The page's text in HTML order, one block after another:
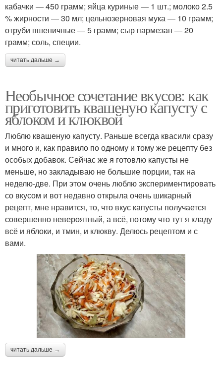
кабачки — 450 грамм; яйца куриные — 1 шт.; молоко 2.5
% жирности — 30 мл; цельнозерновая мука — 10 грамм;
отруби пшеничные — 5 грамм; сыр пармезан — 20
грамм; соль, специи.
читать дальше →
Необычное сочетание вкусов: как
приготовить квашеную капусту с
яблоком и клюквой
Люблю квашеную капусту. Раньше всегда квасили сразу
и много и, как правило по одному и тому же рецепту без
особых добавок. Сейчас же я готовлю капусты не
меньше, но закладываю не большие порции, так на
неделю-две. При этом очень люблю экспериментировать
со вкусом и вот недавно открыла очень шикарный
рецепт, мне нравится, то, что вкус капусты получается
совершенно невероятный, а всё, потому что тут я кладу
всё и яблоки, и тмин, и клюкву. Делюсь рецептом и с
вами.
читать дальше →